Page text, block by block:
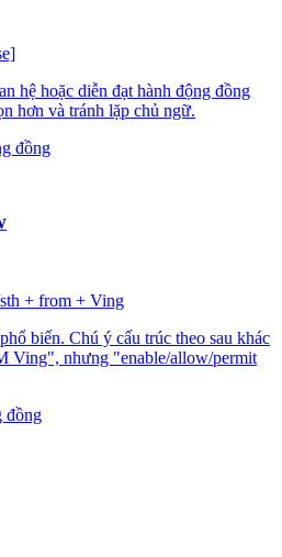
hệ hoặc diễn đạt hành động đồng
hơn và tránh lặp chủ ngữ.
đồng
+ from + Ving
biến. Chú ý cấu trúc theo sau khác
Ving", nhưng "enable/allow/permit
đồng